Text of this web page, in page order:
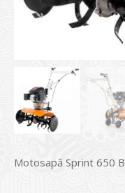
Motosapă Sprint 650 B